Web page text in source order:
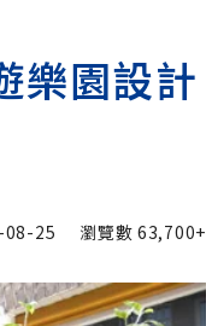
樂園設計
08-25 瀏覽數63,700+